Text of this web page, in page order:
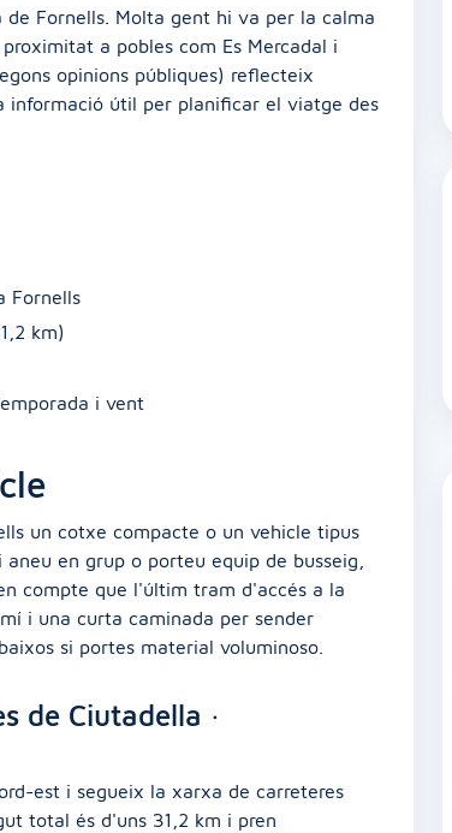
Fornells. Molta gent hi va per la calma
a pobles com Es Mercadal i
opinions públiques) reflecteix
informació útil per planificar el viatge des
Fornells
km)
i vent
un cotxe compacte o un vehicle tipus
en grup o porteu equip de busseig,
compte que l'últim tram d'accés a la
i una curta caminada per sender
si portes material voluminoso.
de Ciutadella ·
est i segueix la xarxa de carreteres
total és d'uns 31,2 km i pren